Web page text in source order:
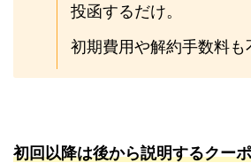
投函するだけ。
初期費用や解約手数料も
初回以降は後から説明するクー